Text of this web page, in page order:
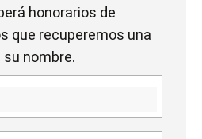
honorarios de
que recuperemos una
nombre.